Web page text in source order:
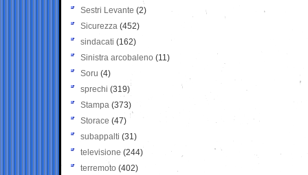
Sestri Levante (2)
Sicurezza (452)
sindacati (162)
Sinistra arcobaleno (11)
Soru (4)
sprechi (319)
Stampa (373)
Storace (47)
subappalti (31)
televisione(244)
terremoto (402)